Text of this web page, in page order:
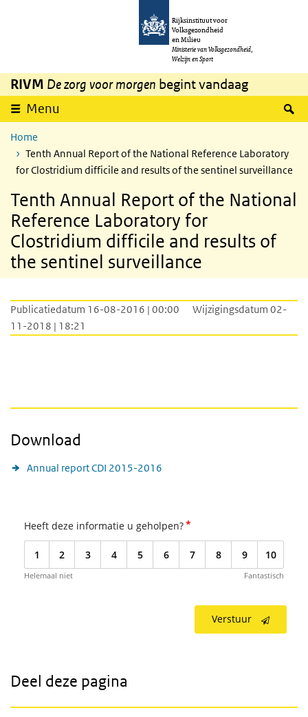
Overslaan en naar de inhoud gaan
Rijksinstituut voor
Volksgezondheid
en Milieu
Ministerie van Volksgezondheid,
Welzijn en Sport
RIVM De zorg voor morgen begint vandaag
Menu
Home
Tenth Annual Report of the National Reference Laboratory
for Clostridium difficile and results of the sentinel surveillance
Tenth Annual Report of the National
Reference Laboratory for
Clostridium difficile and results of
the sentinel surveillance
Publicatiedatum 16-08-2016 | 00:00
Wijzigingsdatum 02-
11-2018 | 18:21
Download
Annual report CDI 2015-2016
Heeft deze informatie u geholpen?*
1 2 3 4 5 6 7 8 9 10
Helemaal niet Fantastisch
Verstuur
Deel deze pagina